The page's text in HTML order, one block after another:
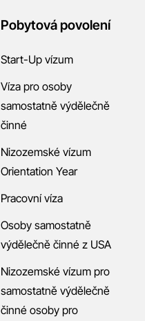
Pobytová povolení
Start-Up vízum
Víza pro osoby
samostatně výdělečně
činné
Nizozemské vízum
Orientation Year
Pracovní víza
Osoby samostatně
výdělečně činné z USA
Nizozemské vízum pro
samostatně výdělečně
činné osoby pro